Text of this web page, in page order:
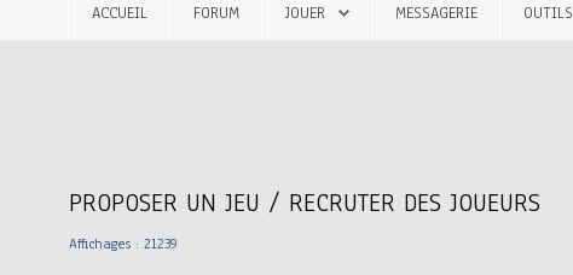
ACCUEIL FORUM JOUER MESSAGERIE OUTILS
PROPOSER UN JEU / RECRUTER DES JOUEURS
Affichages : 21239